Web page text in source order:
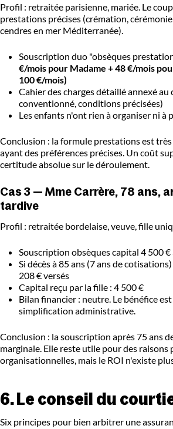
Profil : retraitée parisienne, mariée. Le
prestations précises (crémation,
cendres en mer Méditerranée).
Souscription duo "obsèques
€/mois pour Madame + 48 €/mois
100 €/mois)
Cahier des charges détaillé annexé
conventionné, conditions précisées)
Les enfants n'ont rien à organiser ni à
Conclusion : la formule prestations est
ayant des préférences précises. Un coût
certitude absolue sur le déroulement.
Cas 3 — Mme Carrère, 78 ans,
tardive
Profil : retraitée bordelaise, veuve, fille
Souscription obsèques capital 4 500 €
Si décès à 85 ans (7 ans de
208 € versés
Capital reçu par la fille : 4 500 €
Bilan financier : neutre. Le bénéfice
simplification administrative.
Conclusion : la souscription après 75 ans
marginale. Elle reste utile pour des raisons
organisationnelles, mais le ROI n'existe
6. Le conseil du
Six principes pour bien arbitrer une